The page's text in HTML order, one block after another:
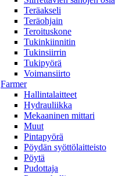
Teräakseli
Teräohjain
Teroituskone
Tukinkiinnitin
Tukinsiirrin
Tukipyörä
Voimansiirto
Farmer
Hallintalaitteet
Hydrauliikka
Mekaaninen mittari
Muut
Pintapyörä
Pöydän syöttölaitteisto
Pöytä
Pudottaja